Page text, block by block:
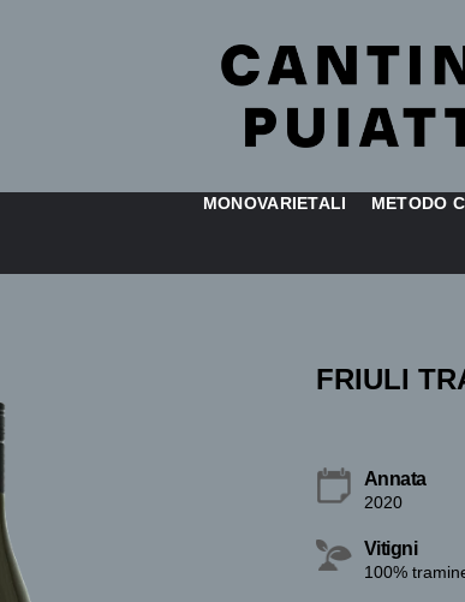
MONOVARIETALI METODO
FRIULI
Annata
2020
Vitigni
100%